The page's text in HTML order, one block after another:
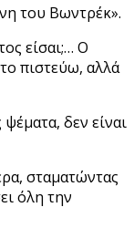
του Βωντρέκ».
είσαι;… Ο
πιστεύω, αλλά
δεν είναι
σταματώντας
όλη την